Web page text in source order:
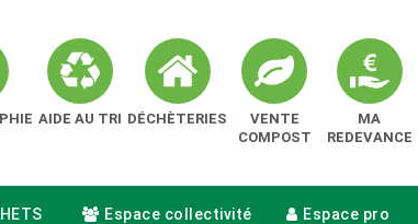
AIDE AU TRI DÉCHÈTERIES
VENTE
COMPOST
MA
REDEVANCE
Espace collectivité Espace pro